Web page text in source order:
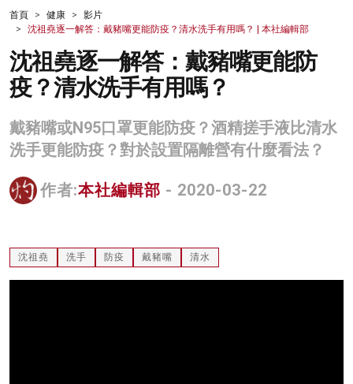
財經
生活
健康
科技
名家榜
關於我們
首頁 健康
影片
沈祖堯逐一解答：戴豬嘴更能防疫？清水洗手有用嗎？ | 本社編輯部
沈祖堯逐一解答：戴豬嘴更能防
疫？清水洗手有用嗎？
戴豬嘴或N95口罩更能防疫？酒精搓手液比清水
洗手更能防疫？對於設置隔離營有什麼看法？
作者:本社編輯部 - 2020-03-22
沈祖堯 洗手 防疫 戴豬嘴 清水